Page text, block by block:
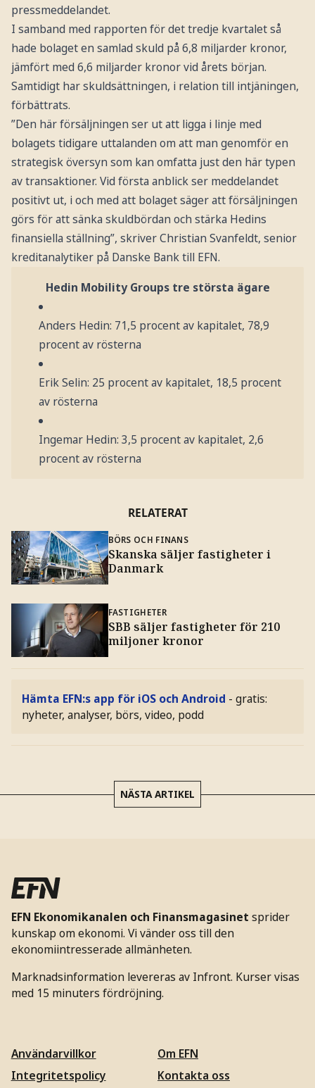
pressmeddelandet.
I samband med rapporten för det tredje kvartalet så
hade bolaget en samlad skuld på 6,8 miljarder kronor,
jämfört med 6,6 miljarder kronor vid årets början.
Samtidigt har skuldsättningen, i relation till intjäningen,
förbättrats.
”Den här försäljningen ser ut att ligga i linje med
bolagets tidigare uttalanden om att man genomför en
strategisk översyn som kan omfatta just den här typen
av transaktioner. Vid första anblick ser meddelandet
positivt ut, i och med att bolaget säger att försäljningen
görs för att sänka skuldbördan och stärka Hedins
finansiella ställning”, skriver Christian Svanfeldt, senior
kreditanalytiker på Danske Bank till EFN.
Hedin Mobility Groups tre största ägare
Anders Hedin: 71,5 procent av kapitalet, 78,9
procent av rösterna
Erik Selin: 25 procent av kapitalet, 18,5 procent
av rösterna
Ingemar Hedin: 3,5 procent av kapitalet, 2,6
procent av rösterna
RELATERAT
BÖRS OCH FINANS
Skanska säljer fastigheter i
Danmark
FASTIGHETER
SBB säljer fastigheter för 210
miljoner kronor
Hämta EFN:s app för iOS och Android - gratis:
nyheter, analyser, börs, video, podd
NÄSTA ARTIKEL
EFN Ekonomikanalen och Finansmagasinet sprider
kunskap om ekonomi. Vi vänder oss till den
ekonomiintresserade allmänheten.
Marknadsinformation levereras av Infront. Kurser visas
med 15 minuters fördröjning.
Användarvillkor
Integritetspolicy
Om EFN
Kontakta oss